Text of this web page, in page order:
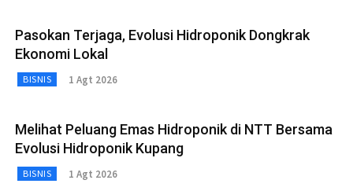
Pasokan Terjaga, Evolusi Hidroponik Dongkrak
Ekonomi Lokal
BISNIS 1 Agt 2026
Melihat Peluang Emas Hidroponik di NTT Bersama
Evolusi Hidroponik Kupang
BISNIS 1 Agt 2026